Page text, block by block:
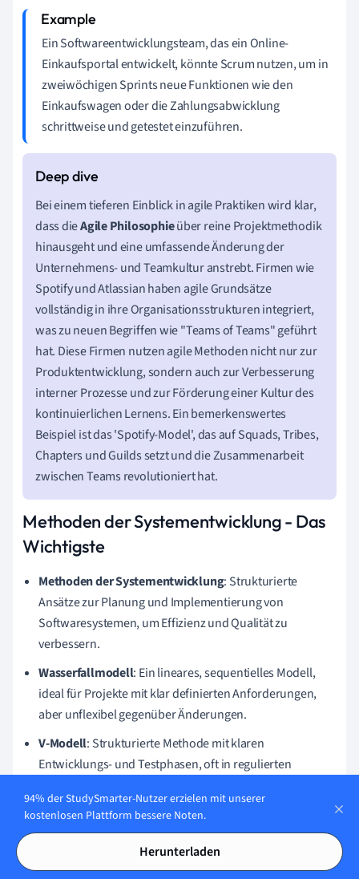
Ein Softwareentwicklungsteam, das ein Online-
Einkaufsportal entwickelt, könnte Scrum nutzen, um in
zweiwöchigen Sprints neue Funktionen wie den
Einkaufswagen oder die Zahlungsabwicklung
schrittweise und getestet einzuführen.
Bei einem tieferen Einblick in agile Praktiken wird klar,
dass dieAgile Philosophieüber reine Projektmethodik
hinausgeht und eine umfassende Änderung der
Unternehmens- und Teamkultur anstrebt. Firmen wie
Spotify und Atlassian haben agile Grundsätze
vollständig in ihre Organisationsstrukturen integriert,
was zu neuen Begriffen wie "Teams of Teams" geführt
hat. Diese Firmen nutzen agile Methoden nicht nur zur
Produktentwicklung, sondern auch zur Verbesserung
interner Prozesse und zur Förderung einer Kultur des
kontinuierlichen Lernens. Ein bemerkenswertes
Beispiel ist das 'Spotify-Model', das auf Squads, Tribes,
Chapters und Guilds setzt und die Zusammenarbeit
zwischen Teams revolutioniert hat.
Methoden der Systementwicklung - Das
Wichtigste
Methoden der Systementwicklung: Strukturierte
Ansätze zur Planung und Implementierung von
Softwaresystemen, um Effizienz und Qualität zu
verbessern.
Wasserfallmodell: Ein lineares, sequentielles Modell,
ideal für Projekte mit klar definierten Anforderungen,
aber unflexibel gegenüber Änderungen.
V-Modell: Strukturierte Methode mit klaren
Entwicklungs- und Testphasen, oft in regulierten
Agile Softwareentwicklung: Flexibler, iterativer Ansatz,
der auf schnelle Anpassungen und kontinuierliche
Verbesserungen abzielt.
94% der StudySmarter-Nutzer erzielen mit unserer
kostenlosen Plattform bessere Noten.
Herunterladen